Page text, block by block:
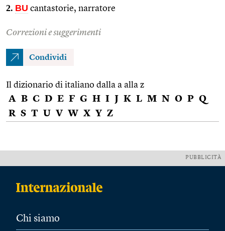
2. BU cantastorie, narratore
Correzioni e suggerimenti
Condividi
Il dizionario di italiano dalla a alla z
A B C D E F G H I J K L M N O P Q
R S T U V W X Y Z
PUBBLICITÀ
Chi siamo